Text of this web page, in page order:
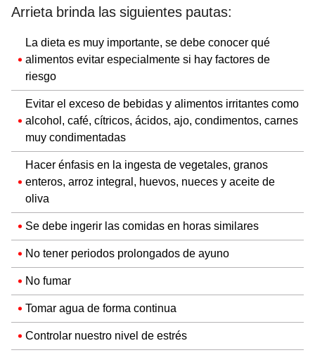
Arrieta brinda las siguientes pautas:
La dieta es muy importante, se debe conocer qué
alimentos evitar especialmente si hay factores de
riesgo
Evitar el exceso de bebidas y alimentos irritantes como
alcohol, café, cítricos, ácidos, ajo, condimentos, carnes
muy condimentadas
Hacer énfasis en la ingesta de vegetales, granos
enteros, arroz integral, huevos, nueces y aceite de
oliva
Se debe ingerir las comidas en horas similares
No tener periodos prolongados de ayuno
No fumar
Tomar agua de forma continua
Controlar nuestro nivel de estrés